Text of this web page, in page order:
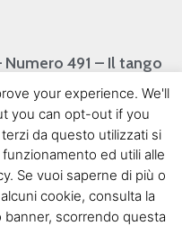
491 – Il tango
4 5
your experience. We'll
you can opt-out if you
da questo utilizzati si
ed utili alle
Se vuoi saperne di più o
cookie, consulta la
scorrendo questa